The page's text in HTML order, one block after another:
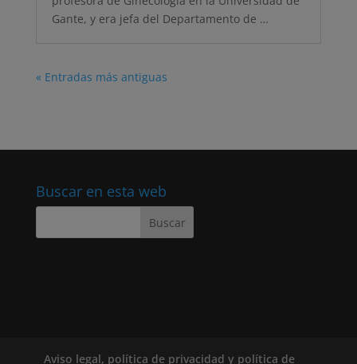
Gante, y era jefa del Departamento de …
« Entradas más antiguas
Buscar en esta web
Aviso legal, política de privacidad y política de